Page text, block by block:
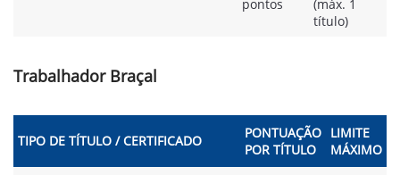
pontos
(máx. 1
título)
Trabalhador Braçal
TIPO DE TÍTULO / CERTIFICADO
PONTUAÇÃO
POR TÍTULO
LIMITE
MÁXIMO